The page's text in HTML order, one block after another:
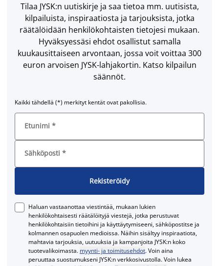
Tilaa JYSK:n uutiskirje ja saa tietoa mm. uutisista,
kilpailuista, inspiraatiosta ja tarjouksista, jotka
räätälöidään henkilökohtaisten tietojesi mukaan.
Hyväksyessäsi ehdot osallistut samalla
kuukausittaiseen arvontaan, jossa voit voittaa 300
euron arvoisen JYSK-lahjakortin. Katso kilpailun
säännöt.
Kaikki tähdellä (*) merkityt kentät ovat pakollisia.
Etunimi *
Sähköposti *
Rekisteröidy
Haluan vastaanottaa viestintää, mukaan lukien
henkilökohtaisesti räätälöityjä viestejä, jotka perustuvat
henkilökohtaisiin tietoihini ja käyttäytymiseeni, sähköpostitse ja
kolmannen osapuolen medioissa. Näihin sisältyy inspiraatiota,
mahtavia tarjouksia, uutuuksia ja kampanjoita JYSK:n koko
tuotevalikoimasta. myynti- ja toimitusehdot. Voin aina
peruuttaa suostumukseni JYSK:n verkkosivustolla. Voin lukea